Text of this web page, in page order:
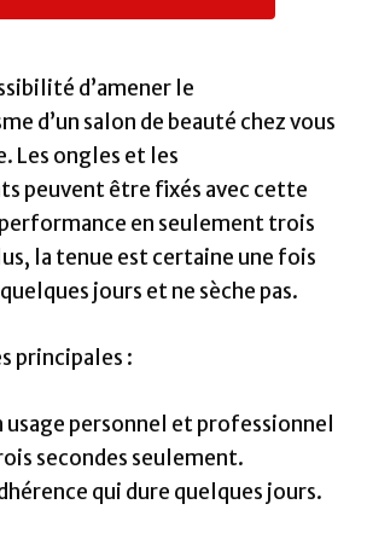
d’amener le
d’un salon de beauté chez vous
Les ongles et les
peuvent être fixés avec cette
en seulement trois
la tenue est certaine une fois
jours et ne sèche pas.
principales :
usage personnel et professionnel
secondes seulement.
qui dure quelques jours.